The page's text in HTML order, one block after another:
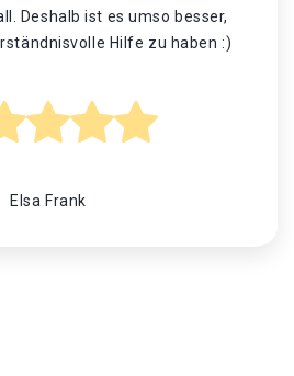
Deshalb ist es umso besser,
Hilfe zu haben :)
Elsa Frank